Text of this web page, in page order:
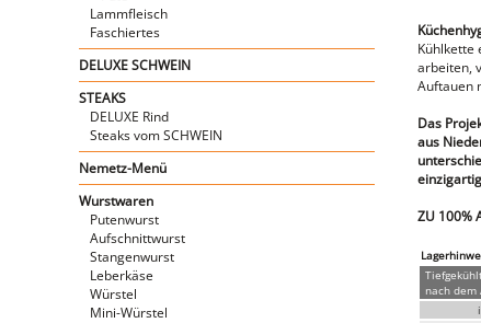
Lammfleisch
Faschiertes
DELUXE SCHWEIN
STEAKS
DELUXE Rind
Steaks vom SCHWEIN
Nemetz-Menü
Wurstwaren
Putenwurst
Aufschnittwurst
Stangenwurst
Leberkäse
Würstel
Mini-Würstel
Kühlkette
arbeiten,
Auftauen
Das
aus
ZU 100%
nach